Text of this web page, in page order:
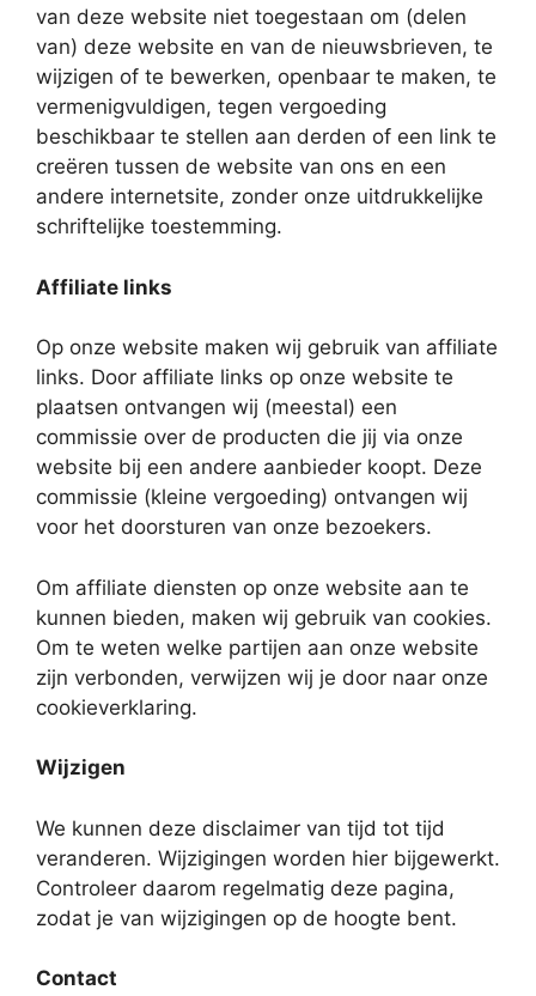
van deze website niet toegestaan om (delen
van) deze website en van de nieuwsbrieven, te
wijzigen of te bewerken, openbaar te maken, te
vermenigvuldigen, tegen vergoeding
beschikbaar te stellen aan derden of een link te
creëren tussen de website van ons en een
andere internetsite, zonder onze uitdrukkelijke
schriftelijke toestemming.
Affiliate links
Op onze website maken wij gebruik van affiliate
links. Door affiliate links op onze website te
plaatsen ontvangen wij (meestal) een
commissie over de producten die jij via onze
website bij een andere aanbieder koopt. Deze
commissie (kleine vergoeding) ontvangen wij
voor het doorsturen van onze bezoekers.
Om affiliate diensten op onze website aan te
kunnen bieden, maken wij gebruik van cookies.
Om te weten welke partijen aan onze website
zijn verbonden, verwijzen wij je door naar onze
cookieverklaring.
Wijzigen
We kunnen deze disclaimer van tijd tot tijd
veranderen. Wijzigingen worden hier bijgewerkt.
Controleer daarom regelmatig deze pagina,
zodat je van wijzigingen op de hoogte bent.
Contact